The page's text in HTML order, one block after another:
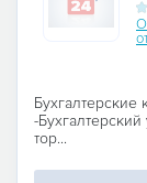
Бухгалтерские
-
тор...